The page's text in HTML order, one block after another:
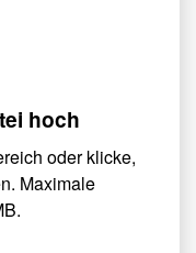
hoch
oder klicke,
Maximale